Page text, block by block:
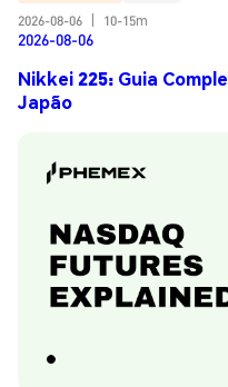
2026-08-06
10-15m
2026-08-06
Nikkei 225: Guia
Japão